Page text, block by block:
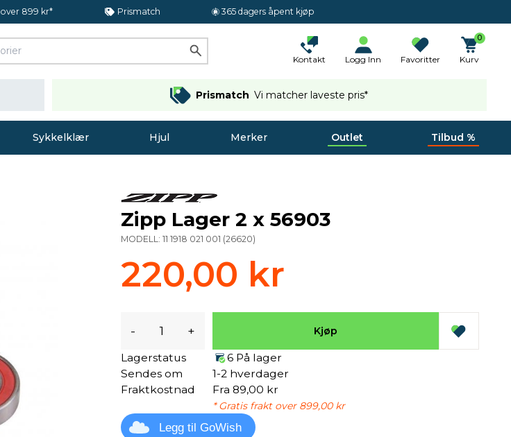
899 kr* Prismatch 365 dagers åpent kjøp
Kontakt Logg Inn Favoritter
0
Kurv
Prismatch Vi matcher laveste pris*
Sykkelklær Hjul Merker Outlet Tilbud %
Zipp Lager 2 x 56903
MODELL:11 1918 021 001 (26620)
220,00 kr
- + Kjøp
Lagerstatus
6 På lager
Sendes om
1-2 hverdager
Fraktkostnad
Fra 89,00 kr
* Gratis frakt over 899,00 kr
Legg til GoWish